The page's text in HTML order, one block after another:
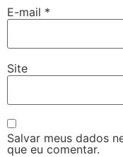
E-mail *
Site
Salvar meus dados
que eu comentar.